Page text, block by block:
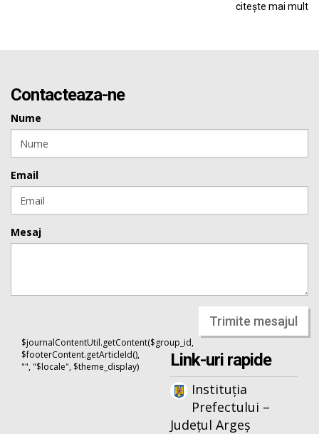
citește mai mult
Contacteaza-ne
Nume
Email
Mesaj
Trimite mesajul
$journalContentUtil.getContent($group_id,
$footerContent.getArticleId(),
"", "$locale", $theme_display)
Link-uri rapide
Instituția
Prefectului –
Județul Argeș